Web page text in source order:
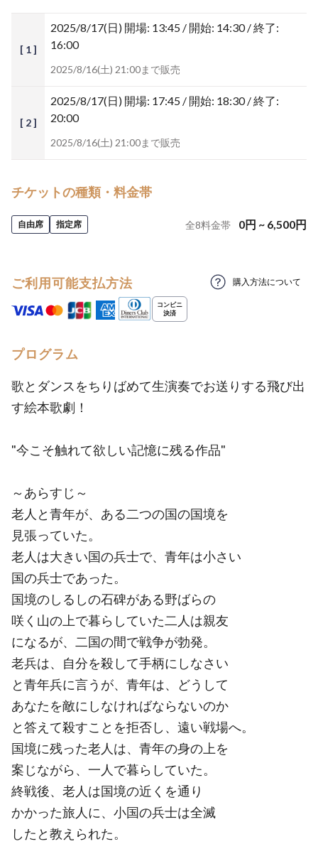
[ 1 ]
2025/8/17(日) 開場: 13:45 / 開始: 14:30 / 終了:
16:00
2025/8/16(土) 21:00まで販売
[ 2 ]
2025/8/17(日) 開場: 17:45 / 開始: 18:30 / 終了:
20:00
2025/8/16(土) 21:00まで販売
チケットの種類・料金帯
自由席 指定席 全8料金帯 0円 ~ 6,500円
ご利用可能支払方法 購入方法について
プログラム
歌とダンスをちりばめて生演奏でお送りする飛び出
す絵本歌劇！
"今こそ触れて欲しい記憶に残る作品"
～あらすじ～
老人と青年が、ある二つの国の国境を
見張っていた。
老人は大きい国の兵士で、青年は小さい
国の兵士であった。
国境のしるしの石碑がある野ばらの
咲く山の上で暮らしていた二人は親友
になるが、二国の間で戦争が勃発。
老兵は、自分を殺して手柄にしなさい
と青年兵に言うが、青年は、どうして
あなたを敵にしなければならないのか
と答えて殺すことを拒否し、遠い戦場へ。
国境に残った老人は、青年の身の上を
案じながら、一人で暮らしていた。
終戦後、老人は国境の近くを通り
かかった旅人に、小国の兵士は全滅
したと教えられた。